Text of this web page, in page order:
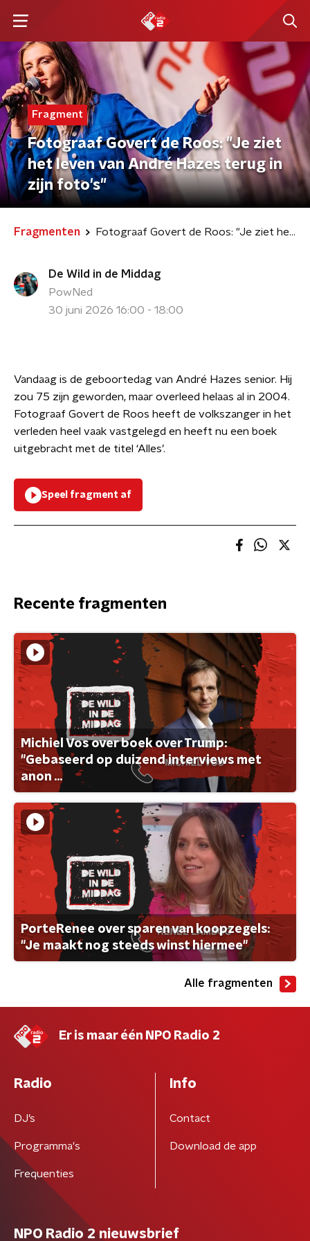
Fragment
Fotograaf Govert de Roos: "Je ziet
het leven van André Hazes terug in
zijn foto's"
Fragmenten Fotograaf Govert de Roos: "Je ziet het leven van André Hazes terug in zijn foto's"
De Wild in de Middag
PowNed
30 juni 2026 16:00 - 18:00
Vandaag is de geboortedag van André Hazes senior. Hij
zou 75 zijn geworden, maar overleed helaas al in 2004.
Fotograaf Govert de Roos heeft de volkszanger in het
verleden heel vaak vastgelegd en heeft nu een boek
uitgebracht met de titel ‘Alles’.
Speel fragment af
Recente fragmenten
Michiel Vos over boek over Trump:
"Gebaseerd op duizend interviews met
anon ...
PorteRenee over sparen van koopzegels:
"Je maakt nog steeds winst hiermee"
Alle fragmenten
Er is maar één NPO Radio 2
Radio
DJ’s
Programma's
Frequenties
Info
Contact
Download de app
NPO Radio 2 nieuwsbrief